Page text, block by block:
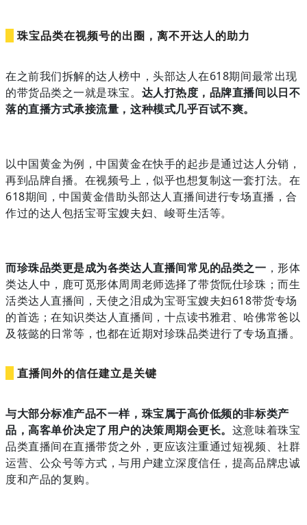
珠宝品类在视频号的出圈，离不开达人的助力
在之前我们拆解的达人榜中，头部达人在618期间最常出现
的带货品类之一就是珠宝。 达人打热度，品牌直播间以日不
落的直播方式承接流量，这种模式几乎百试不爽。
以中国黄金为例，中国黄金在快手的起步是通过达人分销，
再到品牌自播。在视频号上，似乎也想复制这一套打法。在
618期间，中国黄金借助头部达人直播间进行专场直播，合
作过的达人包括宝哥宝嫂夫妇、峻哥生活等。
而珍珠品类更是成为各类达人直播间常见的品类之一 ，形体
类达人中，鹿可觅形体周周老师选择了带货阮仕珍珠；而生
活类达人直播间，天使之泪成为宝哥宝嫂夫妇618带货专场
的首选；在知识类达人直播间，十点读书雅君、哈佛常爸以
及筱懿的日常等，也都在近期对珍珠品类进行了专场直播。
直播间外的信任建立是关键
与大部分标准产品不一样，珠宝属于高价低频的非标类产
品，高客单价决定了用户的决策周期会更长。 这意味着珠宝
品类直播间在直播带货之外，更应该注重通过短视频、社群
运营、公众号等方式，与用户建立深度信任，提高品牌忠诚
度和产品的复购。